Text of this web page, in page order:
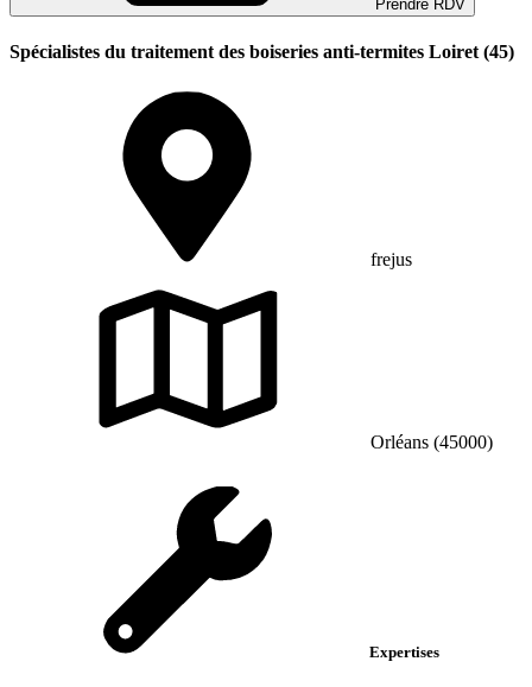
Prendre RDV
Spécialistes du traitement des boiseries anti-termites Loiret (45)
frejus
Orléans (45000)
Expertises